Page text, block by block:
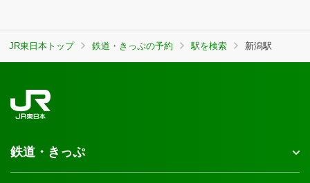
JR東日本トップ 鉄道・きっぷの予約 駅を検索 新潟駅
鉄道・きっぷ